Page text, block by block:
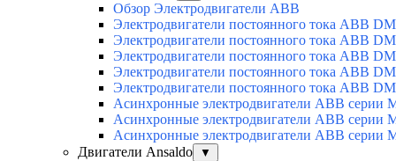
Обзор Электродвигатели ABB
Электродвигатели постоянного тока ABB
Электродвигатели постоянного тока ABB
Электродвигатели постоянного тока ABB
Электродвигатели постоянного тока ABB
Электродвигатели постоянного тока ABB
Асинхронные электродвигатели ABB серии
Асинхронные электродвигатели ABB серии
Асинхронные электродвигатели ABB серии
Двигатели Ansaldo
▼